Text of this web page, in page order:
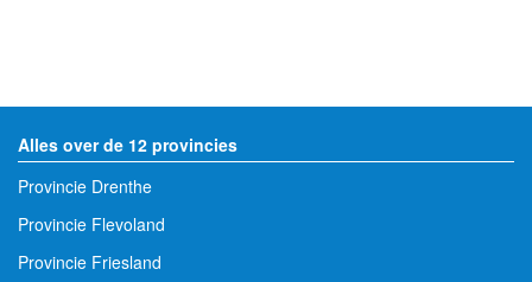
Alles over de 12 provincies
Provincie Drenthe
Provincie Flevoland
Provincie Friesland